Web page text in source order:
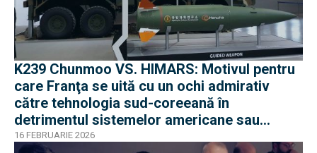
K239 Chunmoo VS. HIMARS: Motivul pentru
care Franţa se uită cu un ochi admirativ
către tehnologia sud-coreeană în
detrimentul sistemelor americane sau
indiene
16 FEBRUARIE 2026